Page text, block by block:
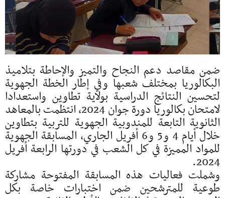
ضمن مقاصد دعم النجاح والتميز والإحاطة بتلاميذ
البكالوريا بمختلف شعبها وفي إطار الخطة الجهوية
لتحسين النتائج الدراسية بولاية تطاوين واستعدادا
لامتحان بكالوريا دورة جوان 2024، انتظمت بالمعاهد
الثانوية التابعة للمندوبية الجهوية للتربية بتطاوين
خلال أيام 4 و5 و6 أفريل الجاري، المسابقة الجهوية
للمواد المميزة في كل الشعب في دورتها الرابعة أفريل
2024.
وشملت فعاليات هذه المسابقة المفتوحة مشاركة
طوعية للمترشحين ضمن اختبارات خاصة بكل